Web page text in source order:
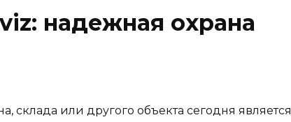
надежная охрана
склада или другого объекта сегодня является